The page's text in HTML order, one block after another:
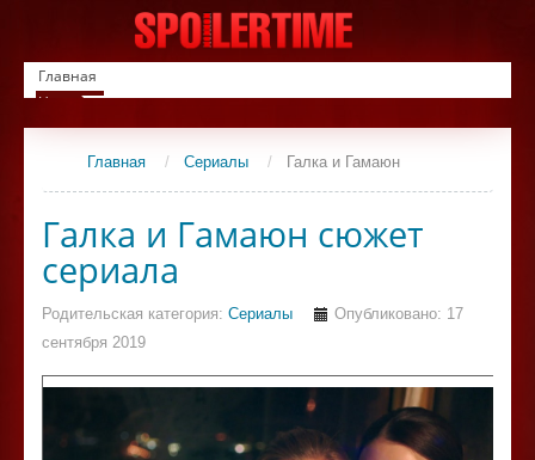
Главная
Новинки
Список фильмов
СериалыГлавная / Сериалы / Галка и Гамаюн
Галка и Гамаюн сюжет
сериала
Родительская категория: Сериалы
Опубликовано: 17
сентября 2019